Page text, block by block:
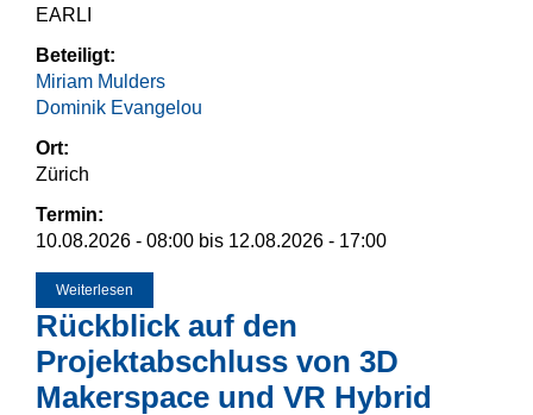
EARLI
Beteiligt:
Miriam Mulders
Dominik Evangelou
Ort:
Zürich
Termin:
10.08.2026 - 08:00 bis 12.08.2026 - 17:00
Weiterlesen
Rückblick auf den
Projektabschluss von 3D
Makerspace und VR Hybrid